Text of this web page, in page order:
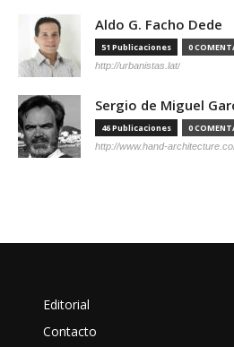
Aldo G. Facho Dede
51 Publicaciones 0
http://urbanistas.lat/
Sergio de Miguel
46 Publicaciones 0
http://www.hand-
Editorial
Contacto